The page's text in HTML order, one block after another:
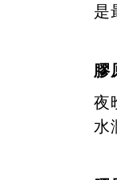
是
膠
夜
水